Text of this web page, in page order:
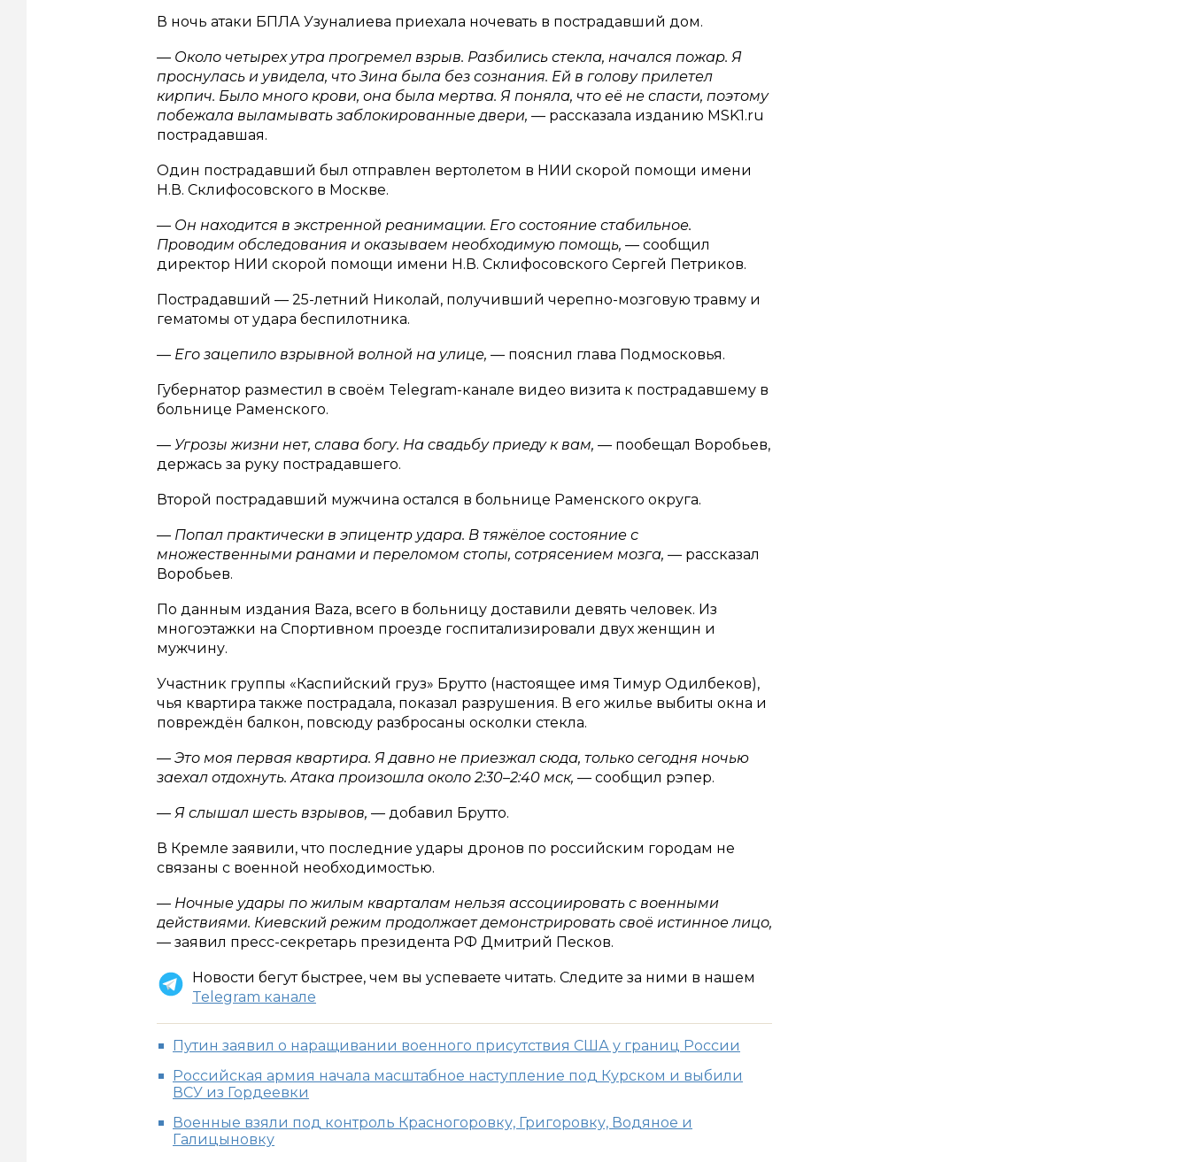
В ночь атаки БПЛА Узуналиева приехала ночевать в пострадавший дом.
— Около четырех утра прогремел взрыв. Разбились стекла, начался пожар. Я
проснулась и увидела, что Зина была без сознания. Ей в голову прилетел
кирпич. Было много крови, она была мертва. Я поняла, что её не спасти, поэтому
побежала выламывать заблокированные двери, — рассказала изданию MSK1.ru
пострадавшая.
Один пострадавший был отправлен вертолетом в НИИ скорой помощи имени
Н.В. Склифосовского в Москве.
— Он находится в экстренной реанимации. Его состояние стабильное.
Проводим обследования и оказываем необходимую помощь, — сообщил
директор НИИ скорой помощи имени Н.В. Склифосовского Сергей Петриков.
Пострадавший — 25-летний Николай, получивший черепно-мозговую травму и
гематомы от удара беспилотника.
— Его зацепило взрывной волной на улице, — пояснил глава Подмосковья.
Губернатор разместил в своём Telegram-канале видео визита к пострадавшему в
больнице Раменского.
— Угрозы жизни нет, слава богу. На свадьбу приеду к вам, — пообещал Воробьев,
держась за руку пострадавшего.
Второй пострадавший мужчина остался в больнице Раменского округа.
— Попал практически в эпицентр удара. В тяжёлое состояние с
множественными ранами и переломом стопы, сотрясением мозга, — рассказал
Воробьев.
По данным издания Baza, всего в больницу доставили девять человек. Из
многоэтажки на Спортивном проезде госпитализировали двух женщин и
мужчину.
Участник группы «Каспийский груз» Брутто (настоящее имя Тимур Одилбеков),
чья квартира также пострадала, показал разрушения. В его жилье выбиты окна и
повреждён балкон, повсюду разбросаны осколки стекла.
— Это моя первая квартира. Я давно не приезжал сюда, только сегодня ночью
заехал отдохнуть. Атака произошла около 2:30–2:40 мск, — сообщил рэпер.
— Я слышал шесть взрывов, — добавил Брутто.
В Кремле заявили, что последние удары дронов по российским городам не
связаны с военной необходимостью.
— Ночные удары по жилым кварталам нельзя ассоциировать с военными
действиями. Киевский режим продолжает демонстрировать своё истинное лицо,
— заявил пресс-секретарь президента РФ Дмитрий Песков.
Новости бегут быстрее, чем вы успеваете читать. Следите за ними в нашем
Telegram канале
Путин заявил о наращивании военного присутствия США у границ России
Российская армия начала масштабное наступление под Курском и выбили
ВСУ из Гордеевки
Военные взяли под контроль Красногоровку, Григоровку, Водяное и
Галицыновку